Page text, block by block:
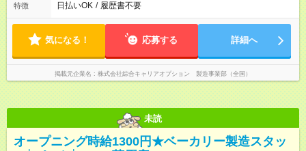
特徴 日払いOK / 履歴書不要
気になる！ 応募する 詳細へ
掲載元企業名 株式会社綜合キャリアオプション 製造事業部（全国）
未読
オープニング時給1300円★ベーカリー製造スタッ